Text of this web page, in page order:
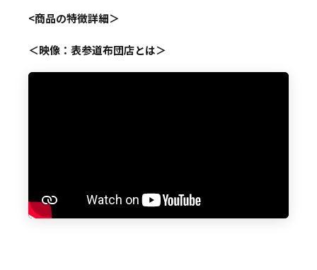
<商品の特徴詳細＞
＜映像：表参道布団店とは＞